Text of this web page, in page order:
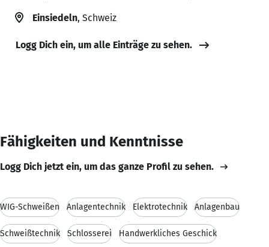
Einsiedeln, Schweiz
Logg Dich ein, um alle Einträge zu sehen.
Fähigkeiten und Kenntnisse
Logg Dich jetzt ein, um das ganze Profil zu sehen.
WIG-Schweißen Anlagentechnik Elektrotechnik Anlagenbau
Schweißtechnik Schlosserei Handwerkliches Geschick